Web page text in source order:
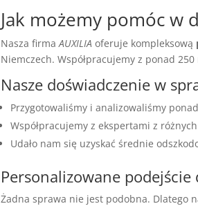
Jak możemy pomóc w
Nasza firmaAUXILIA oferuje kompleksową
Niemczech. Współpracujemy z ponad
Nasze doświadczenie w
Przygotowaliśmy i analizowaliśmy
Współpracujemy z ekspertami z
Udało nam się uzyskać średnie
Personalizowane
Żadna sprawa nie jest podobna. Dlatego